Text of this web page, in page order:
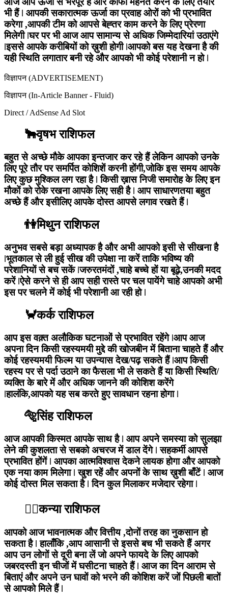
भी हैं ǀ आपकी सकारात्मक ऊर्जा का प्रवाह ओरों को भी प्रभावित
करेगा ,आपकी टीम को आपसे बेह्तर काम करने के लिए प्रेरणा
मिलेगी ǀघर पर भी आज आप सामान्य से अधिक जिम्मेदारियां उठाएंगे
ǀइससे आपके करीबियों को ख़ुशी होगी ǀआपको बस यह देखना है की
यही स्थिति लगातार बनी रहे और आपको भी कोई परेशानी न हो ǀ
विज्ञापन (ADVERTISEMENT)
विज्ञापन (In-Article Banner - Fluid)
Direct / AdSense Ad Slot
🐂वृषभ राशिफल
बहुत से अच्छे मौके आपका इन्तजार कर रहे हैं लेकिन आपको उनके
लिए पूरे तौर पर समर्पित कोशिशें करनी होंगी,जोकि इस समय आपके
लिए कुछ मुश्किल लग रहा है ǀ किसी ख़ास निजी समारोह के लिए इन
मौकों को रोके रखना आपके लिए सही है ǀ आप साधारणतया बहुत
अच्छे हैं और इसीलिए आपके दोस्त आपसे लगाव रखते हैं ǀ
👫मिथुन राशिफल
अनुभव सबसे बड़ा अध्यापक है और अभी आपको इसी से सीखना है
ǀभूतकाल से ली हुई सीख की उपेक्षा ना करें ताकि भविष्य की
परेशानियों से बच सकें ǀजरुरतमंदों ,चाहे बच्चे हों या बूढ़े,उनकी मदद
करें ǀऐसे करने से ही आप सही रास्ते पर चल पायेंगे चाहे आपको अभी
इस पर चलने में कोई भी परेशानी आ रही हो ǀ
🦀कर्क राशिफल
आप इस वक़्त अलौकिक घटनाओं से प्रभावित रहेंगे ǀआप आज
अपना दिन किसी रहस्यमयी मुद्दे की खोजबीन में बिताना चाहते हैं और
कोई रहस्यमयी फिल्म या उपन्यास देख/पढ़ सकते हैं ǀआप किसी
रहस्य पर से पर्दा उठाने का फैसला भी ले सकते हैं या किसी स्थिति/
व्यक्ति के बारे में और अधिक जानने की कोशिश करेंगे
ǀहालंकि,आपको यह सब करते हुए सावधान रहना होगा ǀ
🐅सिंह राशिफल
आज आपकी किस्मत आपके साथ है ǀ आप अपने समस्या को सुलझा
लेने की कुशलता से सबको अचरज में डाल देंगे ǀ सहकर्मी आपसे
प्रभावित होंगें ǀ आपका आत्मविश्वास देकने लायक होगा और आपको
एक नया काम मिलेगा ǀ खुश रहें और अपनों के साथ ख़ुशी बाँटें ǀ आज
कोई दोस्त मिल सकता है ǀ दिन कुल मिलाकर मजेदार रहेगा ǀ
🙍‍♀️कन्या राशिफल
आपको आज भावनात्मक और वित्तीय ,दोनों तरह का नुकसान हो
सकता है ǀ हालाँकि ,आप आसानी से इससे बच भी सकते हैं अगर
आप उन लोगों से दूरी बना लें जो अपने फायदे के लिए आपको
जबरदस्ती इन चीजों में घसीटना चाहते हैं ǀ आज का दिन आराम से
बिताएं और अपने उन घावों को भरने की कोशिश करें जों पिछली बातों
से आपको मिले हैं ǀ